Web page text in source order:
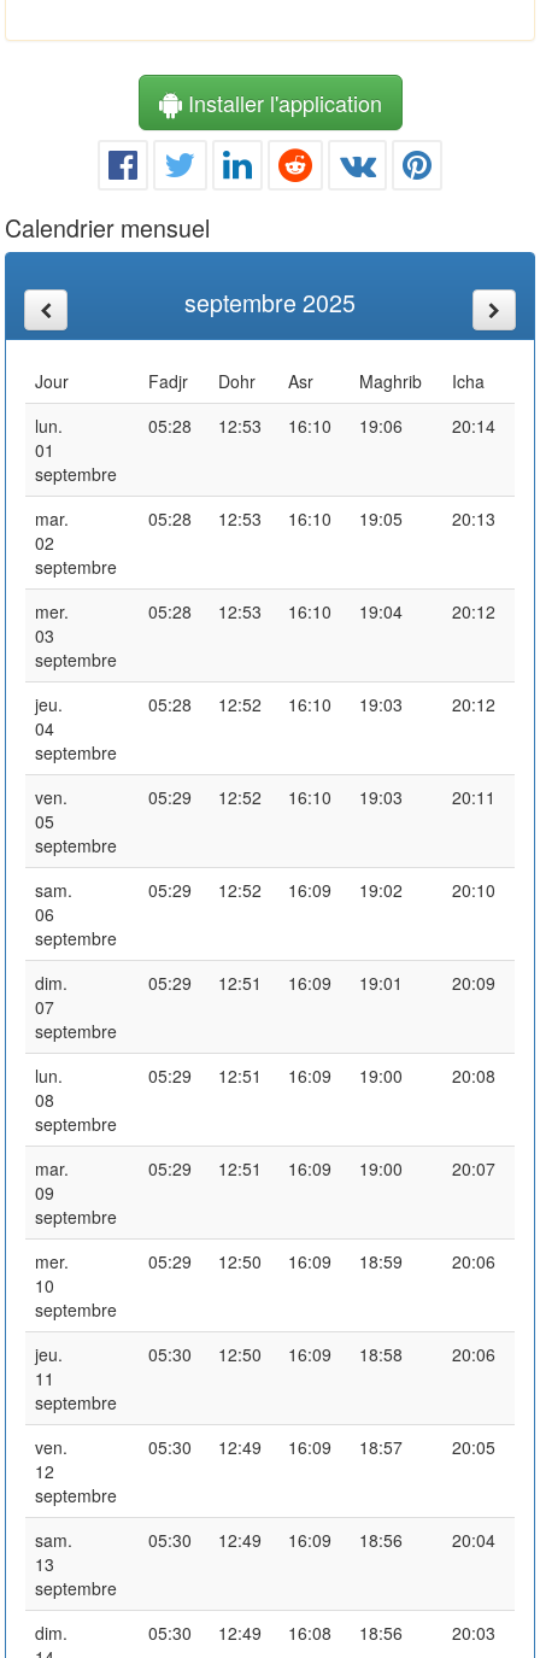
Installer l'application
Calendrier mensuel
septembre 2025
Jour Fadjr Dohr Asr Maghrib
Icha
lun.
01
septembre
05:28 12:53 16:10 19:06 20:14
mar.
02
septembre
05:28 12:53 16:10 19:05 20:13
mer.
03
septembre
05:28 12:53 16:10 19:04 20:12
jeu.
04
septembre
05:28 12:52 16:10 19:03 20:12
ven.
05
septembre
05:29 12:52 16:10 19:03 20:11
sam.
06
septembre
05:29 12:52 16:09 19:02 20:10
dim.
07
septembre
05:29 12:51 16:09 19:01 20:09
lun.
08
septembre
05:29 12:51 16:09 19:00 20:08
mar.
09
septembre
05:29 12:51 16:09 19:00 20:07
mer.
10
septembre
05:29 12:50 16:09 18:59 20:06
jeu.
11
septembre
05:30 12:50 16:09 18:58 20:06
ven.
12
septembre
05:30 12:49 16:09 18:57 20:05
sam.
13
septembre
05:30 12:49 16:09 18:56 20:04
dim.
05:30 12:49 16:08 18:56 20:03